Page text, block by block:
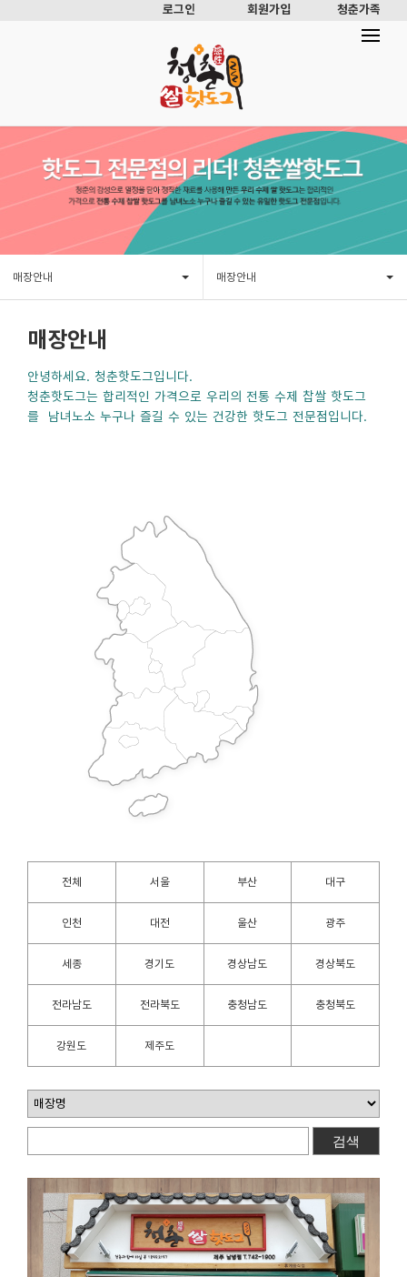
로그인 회원가입 청춘가족
매장안내 매장안내
매장안내
안녕하세요. 청춘핫도그입니다.
청춘핫도그는 합리적인 가격으로 우리의 전통 수제 찹쌀 핫도그
를 남녀노소 누구나 즐길 수 있는 건강한 핫도그 전문점입니다.
전체 서울 부산 대구
인천 대전 울산 광주
세종 경기도 경상남도 경상북도
전라남도 전라북도 충청남도 충청북도
강원도 제주도